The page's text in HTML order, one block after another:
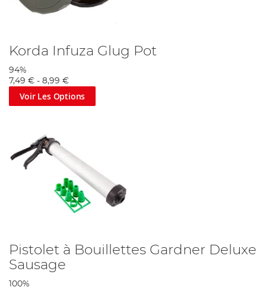
Korda Infuza Glug Pot
94%
7,49 € - 8,99 €
Voir Les Options
Pistolet à Bouillettes Gardner Deluxe
Sausage
100%